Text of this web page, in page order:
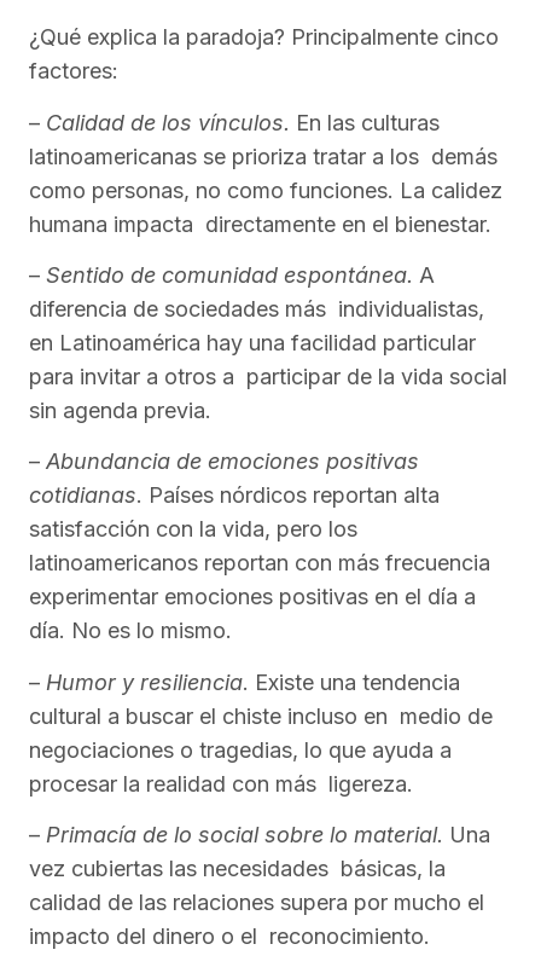
¿Qué explica la paradoja? Principalmente cinco
factores:
– Calidad de los vínculos. En las culturas
latinoamericanas se prioriza tratar a los demás
como personas, no como funciones. La calidez
humana impacta directamente en el bienestar.
– Sentido de comunidad espontánea. A
diferencia de sociedades más individualistas,
en Latinoamérica hay una facilidad particular
para invitar a otros a participar de la vida social
sin agenda previa.
– Abundancia de emociones positivas
cotidianas. Países nórdicos reportan alta
satisfacción con la vida, pero los
latinoamericanos reportan con más frecuencia
experimentar emociones positivas en el día a
día. No es lo mismo.
– Humor y resiliencia. Existe una tendencia
cultural a buscar el chiste incluso en medio de
negociaciones o tragedias, lo que ayuda a
procesar la realidad con más ligereza.
– Primacía de lo social sobre lo material. Una
vez cubiertas las necesidades básicas, la
calidad de las relaciones supera por mucho el
impacto del dinero o el reconocimiento.